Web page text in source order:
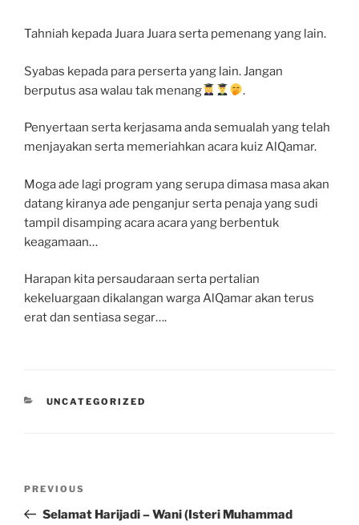
Tahniah kepada Juara Juara serta pemenang yang lain.
Syabas kepada para perserta yang lain. Jangan
berputus asa walau tak menang
.
Penyertaan serta kerjasama anda semualah yang telah
menjayakan serta memeriahkan acara kuiz AlQamar.
Moga ade lagi program yang serupa dimasa masa akan
datang kiranya ade penganjur serta penaja yang sudi
tampil disamping acara acara yang berbentuk
keagamaan…
Harapan kita persaudaraan serta pertalian
kekeluargaan dikalangan warga AlQamar akan terus
erat dan sentiasa segar….
CATEGORIES
UNCATEGORIZED
Previous
Post
PREVIOUS
Selamat Harijadi – Wani (Isteri Muhammad